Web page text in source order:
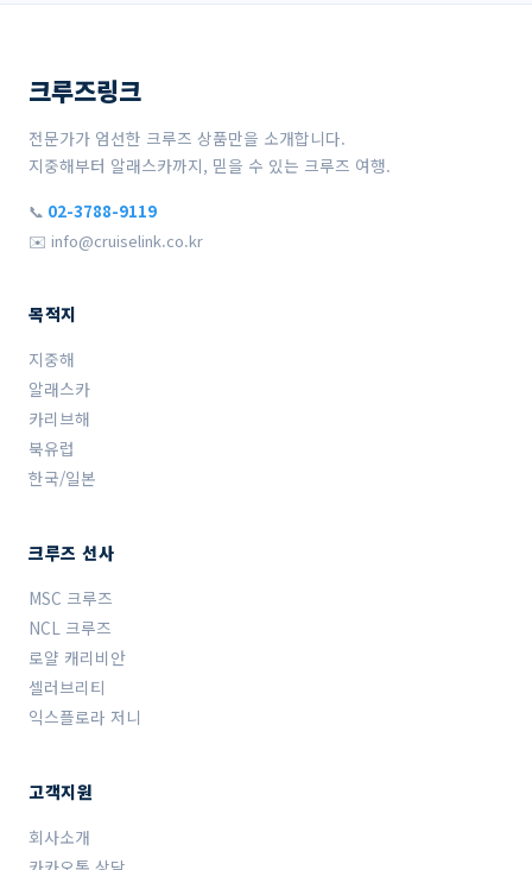
크루즈링크
전문가가 엄선한 크루즈 상품만을 소개합니다.
지중해부터 알래스카까지, 믿을 수 있는 크루즈 여행.
📞 02-3788-9119
✉️ info@cruiselink.co.kr
목적지
지중해
알래스카
카리브해
북유럽
한국/일본
크루즈 선사
MSC 크루즈
NCL 크루즈
로얄 캐리비안
셀러브리티
익스플로라 저니
고객지원
회사소개